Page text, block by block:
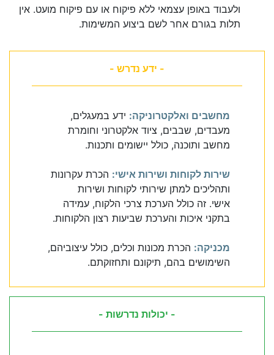
ולעבוד באופן עצמאי ללא פיקוח או עם פיקוח מועט. אין
תלות בגורם אחר לשם ביצוע המשימות.
- ידע נדרש -
מחשבים ואלקטרוניקה: ידע במעגלים,
מעבדים, שבבים, ציוד אלקטרוני וחומרת
מחשב ותוכנה, כולל יישומים ותכנות.
שירות לקוחות ושירות אישי: הכרת עקרונות
ותהליכים למתן שירותי לקוחות ושירות
אישי. זה כולל הערכת צרכי הלקוח, עמידה
בתקני איכות והערכת שביעות רצון הלקוחות.
מכניקה: הכרת מכונות וכלים, כולל עיצוביהם,
השימושים בהם, תיקונם ותחזוקתם.
- יכולות נדרשות -